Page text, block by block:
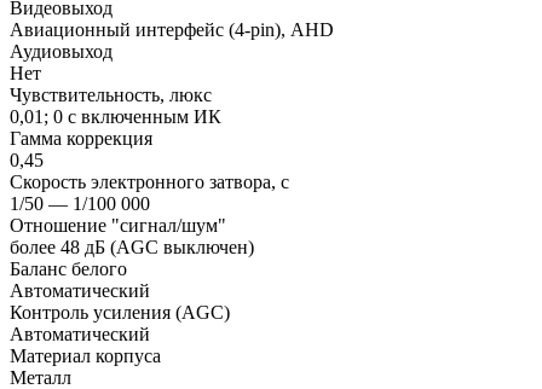
Видеовыход
Авиационный интерфейс (4-pin), AHD
Аудиовыход
Нет
Чувствительность, люкс
0,01; 0 с включенным ИК
Гамма коррекция
0,45
Скорость электронного затвора, с
1/50 — 1/100 000
Отношение "сигнал/шум"
более 48 дБ (AGC выключен)
Баланс белого
Автоматический
Контроль усиления (AGC)
Автоматический
Материал корпуса
Металл